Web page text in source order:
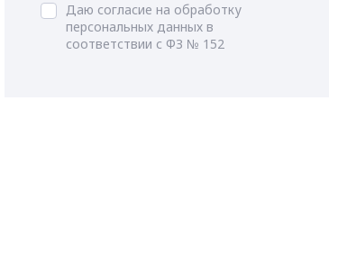
Даю согласие на обработку
персональных данных в
соответствии с ФЗ № 152